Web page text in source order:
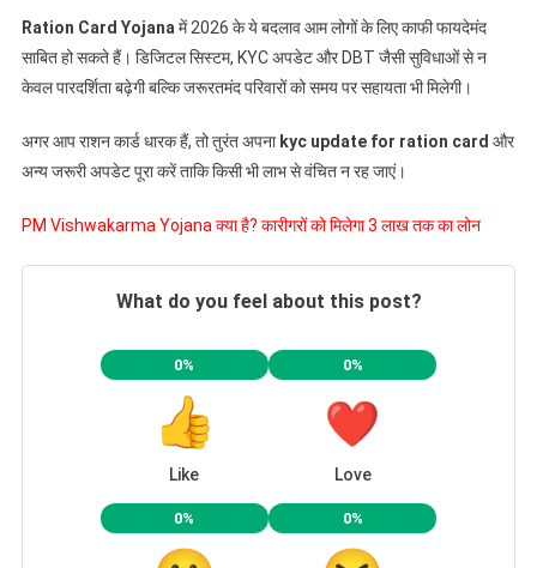
Ration Card Yojana में 2026 के ये बदलाव आम लोगों के लिए काफी फायदेमंद
साबित हो सकते हैं। डिजिटल सिस्टम, KYC अपडेट और DBT जैसी सुविधाओं से न
केवल पारदर्शिता बढ़ेगी बल्कि जरूरतमंद परिवारों को समय पर सहायता भी मिलेगी।
अगर आप राशन कार्ड धारक हैं, तो तुरंत अपना kyc update for ration card और
अन्य जरूरी अपडेट पूरा करें ताकि किसी भी लाभ से वंचित न रह जाएं।
PM Vishwakarma Yojana क्या है? कारीगरों को मिलेगा 3 लाख तक का लोन
What do you feel about this post?
0%
Like
0%
Love
0% 0%